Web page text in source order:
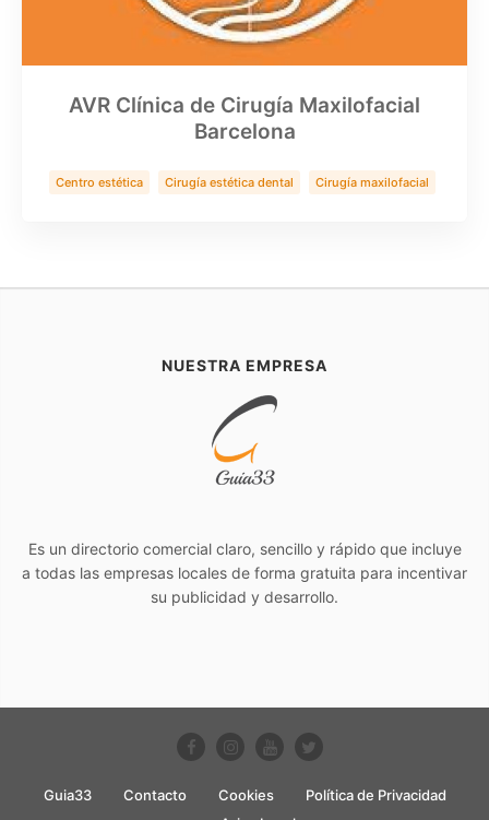
AVR Clínica de Cirugía Maxilofacial
Barcelona
Centro estética Cirugía estética dental
Cirugía maxilofacial
NUESTRA EMPRESA
Es un directorio comercial claro, sencillo y rápido que incluye
a todas las empresas locales de forma gratuita para incentivar
su publicidad y desarrollo.
Guia33 Contacto Cookies
Política de Privacidad